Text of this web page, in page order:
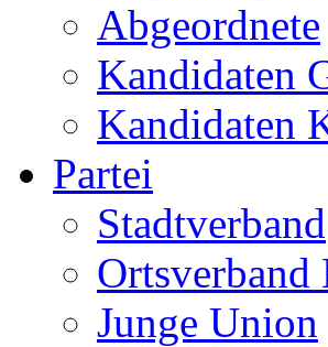
Abgeordnete
Kandidaten
Kandidaten
Partei
Stadtverband
Ortsverband
Junge Union